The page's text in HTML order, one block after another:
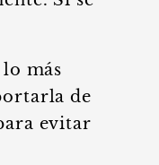
más
de
evitar